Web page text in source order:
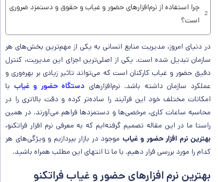
چرا استفاده از نرم‌افزارهای حضور و غیاب و حقوق و دستمزد ضروری
است؟
در دنیای امروز، مدیریت منابع انسانی به یکی از مهم‌ترین بخش‌های هر
سازمان تبدیل شده است. یکی از اصلی‌ترین اجزای این مدیریت، کنترل
دقیق حضور و غیاب کارکنان است که می‌تواند تاثیر زیادی بر بهره‌وری و
عملکرد سازمان داشته باشد. نرم‌افزارهای دستگاه حضور و غیاب با
امکانات مختلف خود این فرآیند را ساده‌تر کرده و دقت بالاتری را در
محاسبه ساعات کاری، مرخصی‌ها و دستمزدها فراهم می‌آورند. در همین
راستا ما در این مقاله تصمیم گرفته‌ایم که به معرفی نرم افزار فراتکنو،
بهترین نرم افزار حضور و غیاب موجود در بازار بپردازیم و ویژگی‌های هر
کدام را مورد بررسی قرار دهیم. با ما تا انتهای این مطلب همراه باشید.
بهترین نرم افزارهای حضور و غیاب فراتکنو